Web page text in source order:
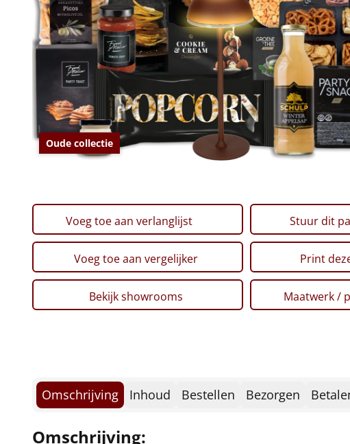
Oude collectie
Voeg toe aan verlanglijst Stuur dit
Voeg toe aan vergelijker Print
Bekijk showrooms Maatwerk /
Omschrijving Inhoud Bestellen Bezorgen
Omschrijving: